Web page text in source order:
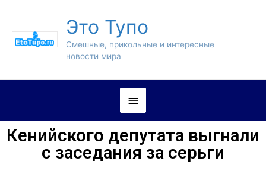
Это Тупо
Смешные, прикольные и интересные
новости мира
Кенийского депутата выгнали
с заседания за серьги